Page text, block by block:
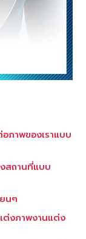
ภาพของเราแบบ
สถานที่แบบ
นๆ
ต่งภาพงานแต่ง